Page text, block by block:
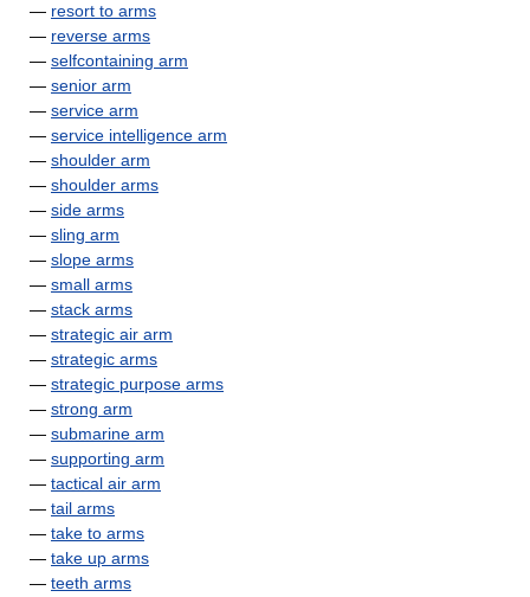
— resort to arms
— reverse arms
— selfcontaining arm
— senior arm
— service arm
— service intelligence arm
— shoulder arm
— shoulder arms
— side arms
— sling arm
— slope arms
— small arms
— stack arms
— strategic air arm
— strategic arms
— strategic purpose arms
— strong arm
— submarine arm
— supporting arm
— tactical air arm
— tail arms
— take to arms
— take up arms
— teeth arms